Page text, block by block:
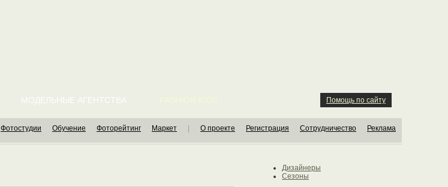
МОДЕЛЬНЫЕ АГЕНТСТВА Помощь по сайту
Фотостудии Обучение Фоторейтинг Маркет О проекте Регистрация Сотрудничество Реклама
Дизайнеры
Сезоны